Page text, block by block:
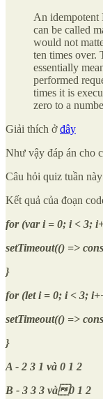
An idempotent
can be called
would not
ten times over.
essentially
performed
times it is
zero to a
Giải thích ởđây
Như vậy đáp án cho
Câu hỏi quiz tuần
Kết quả của đoạn
for (var i = 0; i < 3;
setTimeout(() =>
}
for (let i = 0; i < 3;
setTimeout(() =>
}
A - 2 3 1 và 0 1 2
B - 3 3 3 và0 1 2